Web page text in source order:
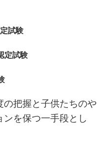
試験
定試験
把握と子供たちのや
を保つ一手段とし